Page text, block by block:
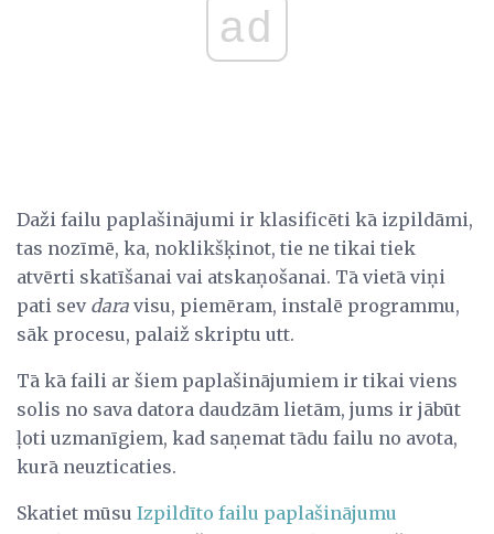
ad
Daži failu paplašinājumi ir klasificēti kā izpildāmi,
tas nozīmē, ka, noklikšķinot, tie ne tikai tiek
atvērti skatīšanai vai atskaņošanai. Tā vietā viņi
pati sev dara visu, piemēram, instalē programmu,
sāk procesu, palaiž skriptu utt.
Tā kā faili ar šiem paplašinājumiem ir tikai viens
solis no sava datora daudzām lietām, jums ir jābūt
ļoti uzmanīgiem, kad saņemat tādu failu no avota,
kurā neuzticaties.
Skatiet mūsu Izpildīto failu paplašinājumu